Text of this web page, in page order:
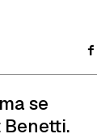
VELIKE PRIČE
se